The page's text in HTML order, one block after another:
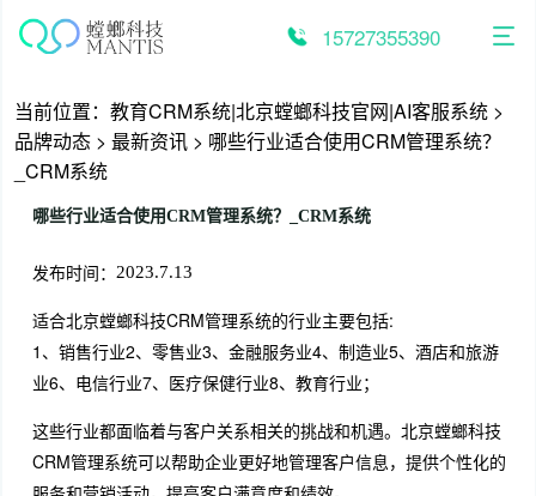
15727355390
当前位置： 教育CRM系统|北京螳螂科技官网|AI客服系统 >
品牌动态 > 最新资讯 > 哪些行业适合使用CRM管理系统？
_CRM系统
哪些行业适合使用CRM管理系统？_CRM系统
发布时间： 2023.7.13
适合北京螳螂科技CRM管理系统的行业主要包括:
1、销售行业2、零售业3、金融服务业4、制造业5、酒店和旅游
业6、电信行业7、医疗保健行业8、教育行业；
这些行业都面临着与客户关系相关的挑战和机遇。北京螳螂科技
CRM管理系统可以帮助企业更好地管理客户信息，提供个性化的